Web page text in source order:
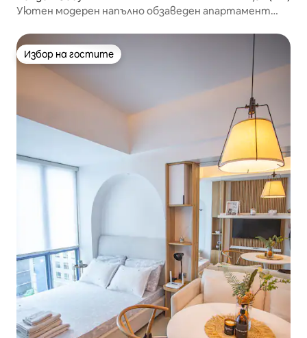
Уютен модерен напълно обзаведен апартамент
Избор на гостите
Избор на гостите